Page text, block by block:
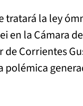
tratará la ley
en la Cámara
Corrientes
polémica